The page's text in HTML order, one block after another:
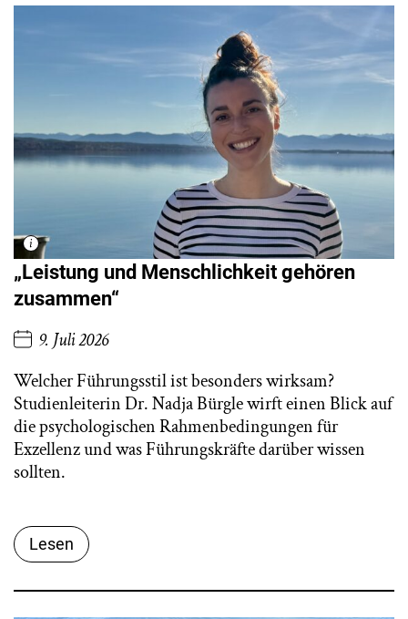
„Leistung und Menschlichkeit gehören
zusammen“
9. Juli 2026
Welcher Führungsstil ist besonders wirksam?
Studienleiterin Dr. Nadja Bürgle wirft einen Blick auf
die psychologischen Rahmenbedingungen für
Exzellenz und was Führungskräfte darüber wissen
sollten.
Lesen